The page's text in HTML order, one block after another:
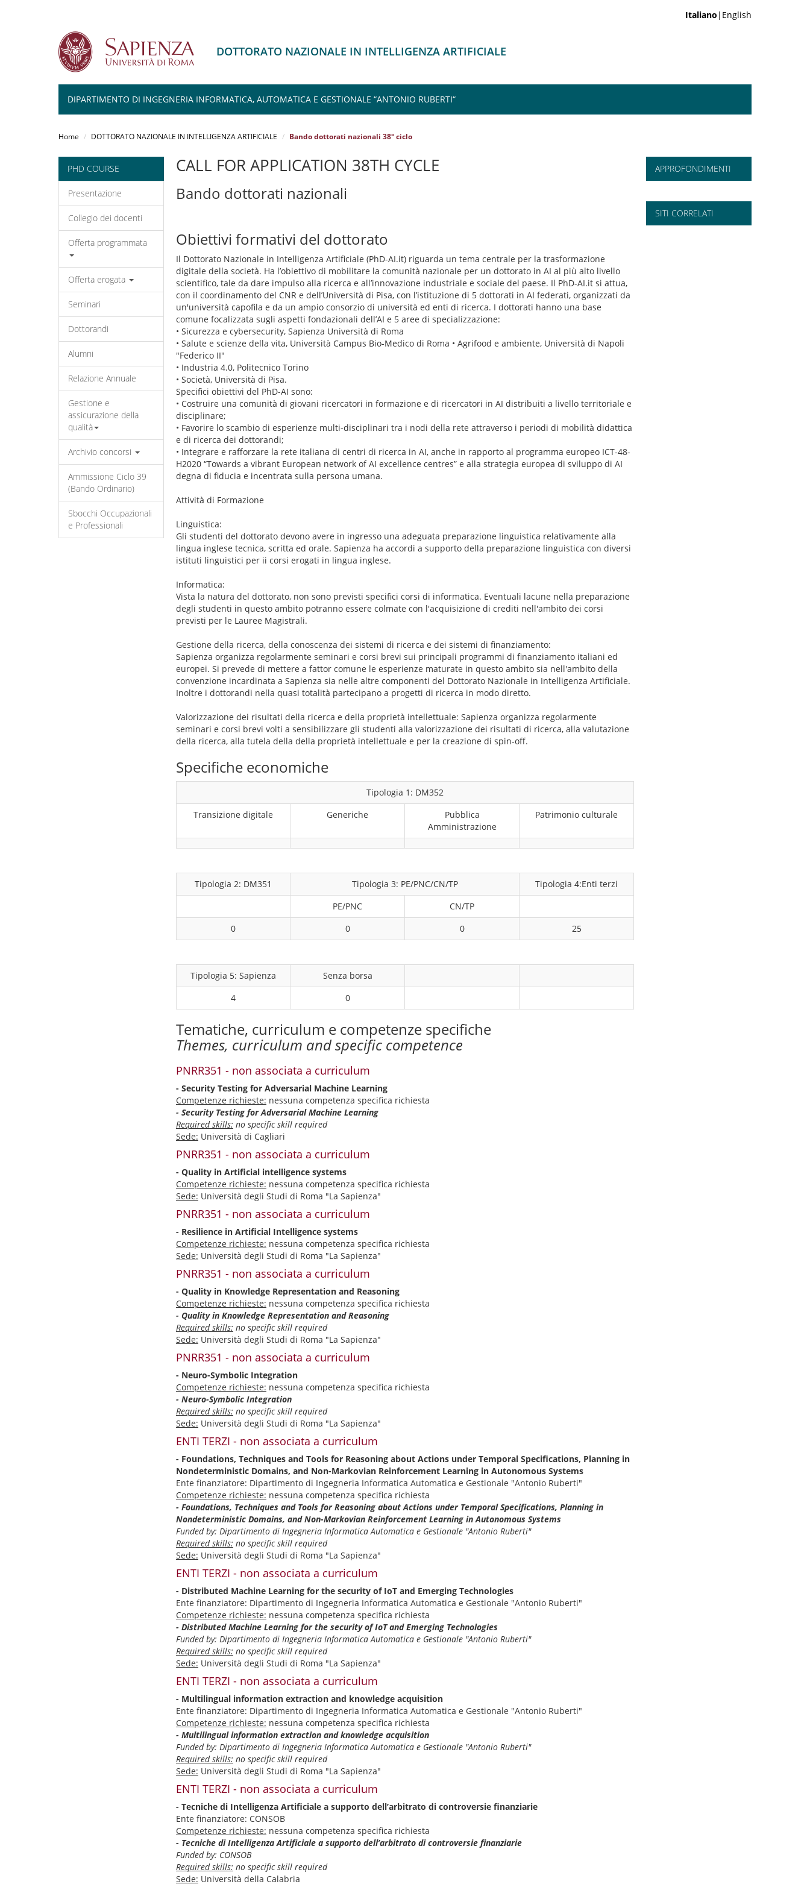
Italiano |English
DOTTORATO NAZIONALE IN INTELLIGENZA ARTIFICIALE
DIPARTIMENTO DI INGEGNERIA INFORMATICA, AUTOMATICA E GESTIONALE “ANTONIO RUBERTI“
Home DOTTORATO NAZIONALE IN INTELLIGENZA ARTIFICIALE Bando dottorati nazionali 38° ciclo
PHD COURSE
Presentazione
Collegio dei docenti
Offerta programmata
Offerta erogata
Seminari
Dottorandi
Alumni
Relazione Annuale
Gestione e
assicurazione della
qualità
Archivio concorsi
Ammissione Ciclo 39
(Bando Ordinario)
Sbocchi Occupazionali
e Professionali
CALL FOR APPLICATION 38TH CYCLE
Bando dottorati nazionali
Obiettivi formativi del dottorato
Il Dottorato Nazionale in Intelligenza Artificiale (PhD-AI.it) riguarda un tema centrale per la trasformazione
digitale della società. Ha l’obiettivo di mobilitare la comunità nazionale per un dottorato in AI al più alto livello
scientifico, tale da dare impulso alla ricerca e all’innovazione industriale e sociale del paese. Il PhD-AI.it si attua,
con il coordinamento del CNR e dell’Università di Pisa, con l’istituzione di 5 dottorati in AI federati, organizzati da
un'università capofila e da un ampio consorzio di università ed enti di ricerca. I dottorati hanno una base
comune focalizzata sugli aspetti fondazionali dell’AI e 5 aree di specializzazione:
• Sicurezza e cybersecurity, Sapienza Università di Roma
• Salute e scienze della vita, Università Campus Bio-Medico di Roma • Agrifood e ambiente, Università di Napoli
"Federico II"
• Industria 4.0, Politecnico Torino
• Società, Università di Pisa.
Specifici obiettivi del PhD-AI sono:
• Costruire una comunità di giovani ricercatori in formazione e di ricercatori in AI distribuiti a livello territoriale e
disciplinare;
• Favorire lo scambio di esperienze multi-disciplinari tra i nodi della rete attraverso i periodi di mobilità didattica
e di ricerca dei dottorandi;
• Integrare e rafforzare la rete italiana di centri di ricerca in AI, anche in rapporto al programma europeo ICT-48-
H2020 “Towards a vibrant European network of AI excellence centres” e alla strategia europea di sviluppo di AI
degna di fiducia e incentrata sulla persona umana.
Attività di Formazione
Linguistica:
Gli studenti del dottorato devono avere in ingresso una adeguata preparazione linguistica relativamente alla
lingua inglese tecnica, scritta ed orale. Sapienza ha accordi a supporto della preparazione linguistica con diversi
istituti linguistici per ii corsi erogati in lingua inglese.
Informatica:
Vista la natura del dottorato, non sono previsti specifici corsi di informatica. Eventuali lacune nella preparazione
degli studenti in questo ambito potranno essere colmate con l'acquisizione di crediti nell'ambito dei corsi
previsti per le Lauree Magistrali.
Gestione della ricerca, della conoscenza dei sistemi di ricerca e dei sistemi di finanziamento:
Sapienza organizza regolarmente seminari e corsi brevi sui principali programmi di finanziamento italiani ed
europei. Si prevede di mettere a fattor comune le esperienze maturate in questo ambito sia nell'ambito della
convenzione incardinata a Sapienza sia nelle altre componenti del Dottorato Nazionale in Intelligenza Artificiale.
Inoltre i dottorandi nella quasi totalità partecipano a progetti di ricerca in modo diretto.
Valorizzazione dei risultati della ricerca e della proprietà intellettuale: Sapienza organizza regolarmente
seminari e corsi brevi volti a sensibilizzare gli studenti alla valorizzazione dei risultati di ricerca, alla valutazione
della ricerca, alla tutela della della proprietà intellettuale e per la creazione di spin-off.
Specifiche economiche
Tipologia 1: DM352
Transizione digitale
Generiche
Pubblica
Amministrazione
Patrimonio culturale
Tipologia 2: DM351 Tipologia 3: PE/PNC/CN/TP
Tipologia 4:Enti terzi
PE/PNC
CN/TP
0
0 0 25
Tipologia 5: Sapienza
Senza borsa
4
0
Tematiche, curriculum e competenze specifiche
Themes, curriculum and specific competence
PNRR351 - non associata a curriculum
- Security Testing for Adversarial Machine Learning
Competenze richieste: nessuna competenza specifica richiesta
- Security Testing for Adversarial Machine Learning
Required skills: no specific skill required
Sede: Università di Cagliari
PNRR351 - non associata a curriculum
- Quality in Artificial intelligence systems
Competenze richieste: nessuna competenza specifica richiesta
Sede: Università degli Studi di Roma "La Sapienza"
PNRR351 - non associata a curriculum
- Resilience in Artificial Intelligence systems
Competenze richieste: nessuna competenza specifica richiesta
Sede: Università degli Studi di Roma "La Sapienza"
PNRR351 - non associata a curriculum
- Quality in Knowledge Representation and Reasoning
Competenze richieste: nessuna competenza specifica richiesta
- Quality in Knowledge Representation and Reasoning
Required skills: no specific skill required
Sede: Università degli Studi di Roma "La Sapienza"
PNRR351 - non associata a curriculum
- Neuro-Symbolic Integration
Competenze richieste: nessuna competenza specifica richiesta
- Neuro-Symbolic Integration
Required skills: no specific skill required
Sede: Università degli Studi di Roma "La Sapienza"
ENTI TERZI - non associata a curriculum
- Foundations, Techniques and Tools for Reasoning about Actions under Temporal Specifications, Planning in
Nondeterministic Domains, and Non-Markovian Reinforcement Learning in Autonomous Systems
Ente finanziatore: Dipartimento di Ingegneria Informatica Automatica e Gestionale "Antonio Ruberti"
Competenze richieste: nessuna competenza specifica richiesta
- Foundations, Techniques and Tools for Reasoning about Actions under Temporal Specifications, Planning in
Nondeterministic Domains, and Non-Markovian Reinforcement Learning in Autonomous Systems
Funded by: Dipartimento di Ingegneria Informatica Automatica e Gestionale "Antonio Ruberti"
Required skills: no specific skill required
Sede: Università degli Studi di Roma "La Sapienza"
ENTI TERZI - non associata a curriculum
- Distributed Machine Learning for the security of IoT and Emerging Technologies
Ente finanziatore: Dipartimento di Ingegneria Informatica Automatica e Gestionale "Antonio Ruberti"
Competenze richieste: nessuna competenza specifica richiesta
- Distributed Machine Learning for the security of IoT and Emerging Technologies
Funded by: Dipartimento di Ingegneria Informatica Automatica e Gestionale "Antonio Ruberti"
Required skills: no specific skill required
Sede: Università degli Studi di Roma "La Sapienza"
ENTI TERZI - non associata a curriculum
- Multilingual information extraction and knowledge acquisition
Ente finanziatore: Dipartimento di Ingegneria Informatica Automatica e Gestionale "Antonio Ruberti"
Competenze richieste: nessuna competenza specifica richiesta
- Multilingual information extraction and knowledge acquisition
Funded by: Dipartimento di Ingegneria Informatica Automatica e Gestionale "Antonio Ruberti"
Required skills: no specific skill required
Sede: Università degli Studi di Roma "La Sapienza"
ENTI TERZI - non associata a curriculum
- Tecniche di Intelligenza Artificiale a supporto dell’arbitrato di controversie finanziarie
Ente finanziatore: CONSOB
Competenze richieste: nessuna competenza specifica richiesta
- Tecniche di Intelligenza Artificiale a supporto dell’arbitrato di controversie finanziarie
Funded by: CONSOB
Required skills: no specific skill required
Sede: Università della Calabria
APPROFONDIMENTI
SITI CORRELATI